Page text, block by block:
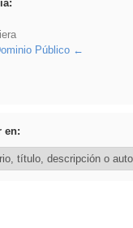
Público
en: